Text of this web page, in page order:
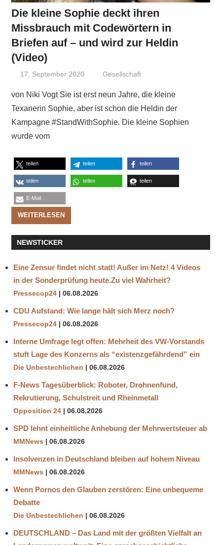
Die kleine Sophie deckt ihren
Missbrauch mit Codewörtern in
Briefen auf – und wird zur Heldin
(Video)
17. September 2020 Niki Vogt
Gesellschaft
von Niki Vogt Sie ist erst neun Jahre, die kleine
Texanerin Sophie, aber ist schon die Heldin der
Kampagne #StandWithSophie. Die kleine Sophien
wurde vom
teilen teilen teilen
teilen teilen teilen
E-Mail
WEITERLESEN
NEWSTICKER
Eine Zensur findet nicht statt! Außer im Netz! 4 Videos
in der Sonderprüfung heute.Zu viel Wahrheit?
Pressecop24 06.08.2026
CDU Aufstand: Wie lange hält sich Merz noch?
Pressecop24 06.08.2026
Interne Umfrage legt offen: Mehrheit des VW-Vorstands
stuft Lage des Konzerns als “existenzgefährdend” ein
Die Unbestechlichen 06.08.2026
F-News Tagesüberblick: Roboter, Drohnenfund,
Rekrutierung, Schulstreit und Rheinmetall
Opposition 24 06.08.2026
SPD lehnt einheitliche Anhebung der Mehrwertsteuer ab
MMNews 06.08.2026
Insolvenzen in Deutschland bleiben auf hohem Niveau
MMNews 06.08.2026
Wenn Pornos den Glauben zerstören: Eine unbequeme
Debatte
Die Unbestechlichen 06.08.2026
DEUTSCHLAND – Das Land mit der größten Vielfalt an